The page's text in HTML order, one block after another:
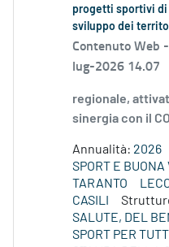
progetti sportivi di
sviluppo dei
Contenuto Web -
lug-2026 14.07
regionale,
sinergia con il
Annualità: 2026
SPORT E BUONA
TARANTO
CASILI
SALUTE, DEL
SPORT PER TUTTI